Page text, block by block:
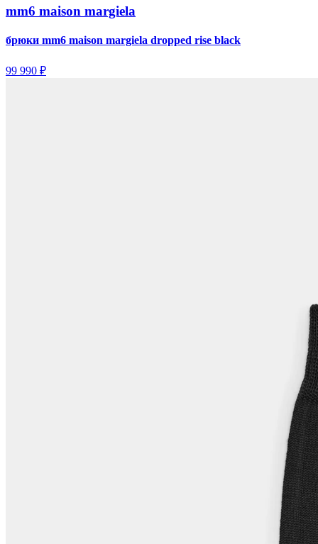
mm6 maison margiela
брюки mm6 maison margiela dropped rise black
99 990 ₽